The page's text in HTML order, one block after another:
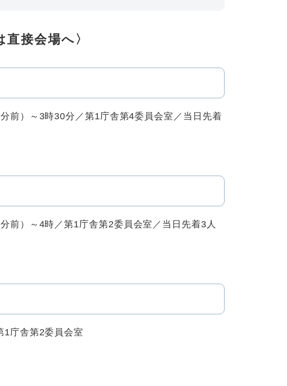
接会場へ〉
前）～3時30分／第1庁舎第4委員会室／当日先着
前）～4時／第1庁舎第2委員会室／当日先着3人
1庁舎第2委員会室